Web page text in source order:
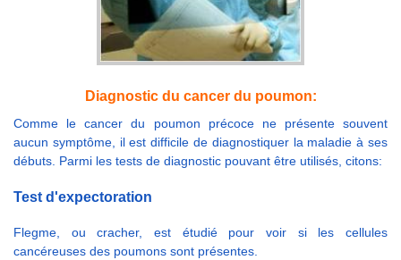
Diagnostic du cancer du poumon:
Comme le cancer du poumon précoce ne présente souvent
aucun symptôme, il est difficile de diagnostiquer la maladie à ses
débuts. Parmi les tests de diagnostic pouvant être utilisés, citons:
Test d'expectoration
Flegme, ou cracher, est étudié pour voir si les cellules
cancéreuses des poumons sont présentes.